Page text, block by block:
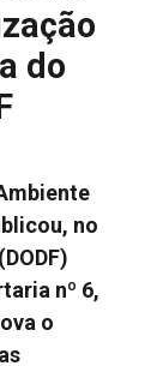
do
no
nº 6,
o